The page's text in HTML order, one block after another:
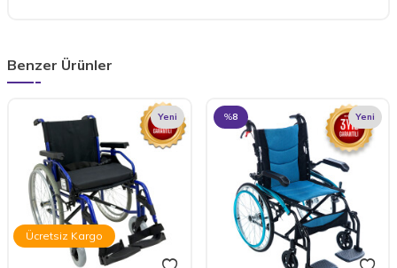
Benzer Ürünler
Yeni
Ücretsiz Kargo
%8 Yeni